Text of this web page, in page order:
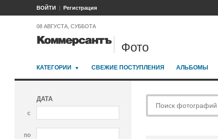
ВОЙТИ Регистрация
08 АВГУСТА, СУББОТА
Фото
КАТЕГОРИИ СВЕЖИЕ ПОСТУПЛЕНИЯ АЛЬБОМЫ
ДАТА
с
по